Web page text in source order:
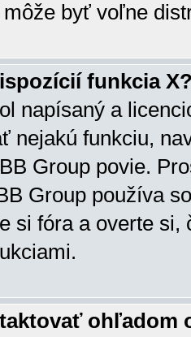
môže byť voľne
funkcia
napísaný a
nejakú funkciu,
Group povie.
Group používa
si fóra a overte
ohľadom